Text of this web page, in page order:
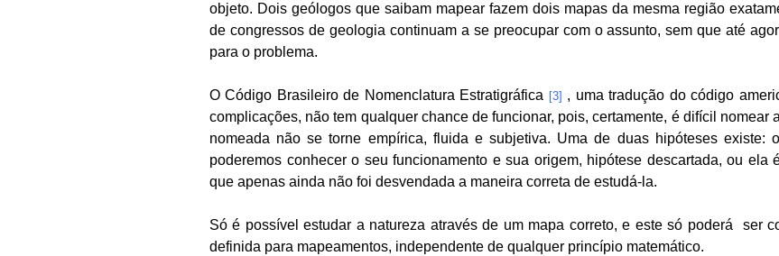
objeto. Dois geólogos que saibam mapear fazem dois mapas da mesma região
de congressos de geologia continuam a se preocupar com o assunto, sem que até
para o problema.
O Código Brasileiro de Nomenclatura Estratigráfica [3] , uma tradução do código
complicações, não tem qualquer chance de funcionar, pois, certamente, é difícil nomear
nomeada não se torne empírica, fluida e subjetiva. Uma de duas hipóteses existe:
poderemos conhecer o seu funcionamento e sua origem, hipótese descartada, ou ela
que apenas ainda não foi desvendada a maneira correta de estudá-la.
Só é possível estudar a natureza através de um mapa correto, e este só poderá
ser
definida para mapeamentos, independente de qualquer princípio matemático.